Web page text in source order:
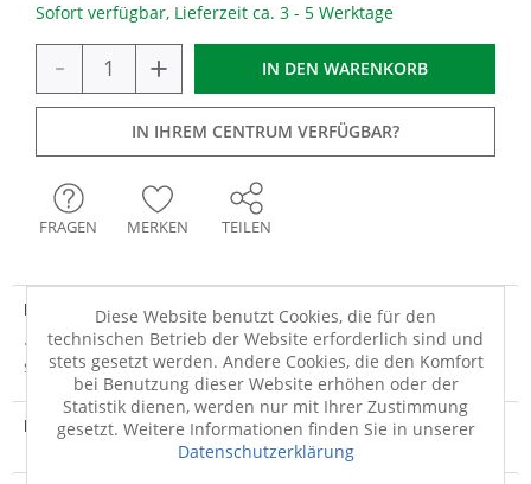
Sofort verfügbar, Lieferzeit ca. 3 - 5 Werktage
- + IN DEN WARENKORB
IN IHREM CENTRUM VERFÜGBAR?
FRAGEN MERKEN TEILEN
Produktdetails
· silberfarben · 100% Polypropylen · rutschfest ·
strapazierfähig · REACH Nutzschicht: 100%... mehr
Produktvideo
Diese Website benutzt Cookies, die für den
technischen Betrieb der Website erforderlich sind und
stets gesetzt werden. Andere Cookies, die den Komfort
bei Benutzung dieser Website erhöhen oder der
Statistik dienen, werden nur mit Ihrer Zustimmung
gesetzt. Weitere Informationen finden Sie in unserer
Datenschutzerklärung